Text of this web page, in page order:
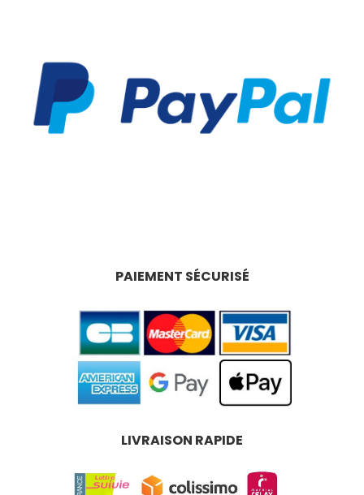
PAIEMENT SÉCURISÉ
LIVRAISON RAPIDE